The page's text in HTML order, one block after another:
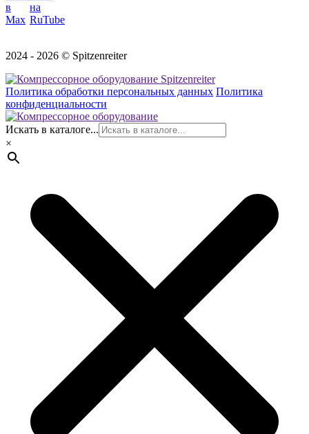
2024 - 2026 © Spitzenreiter
Политика обработки персональных данных Политика
конфиденциальности
Искать в каталоге...
×